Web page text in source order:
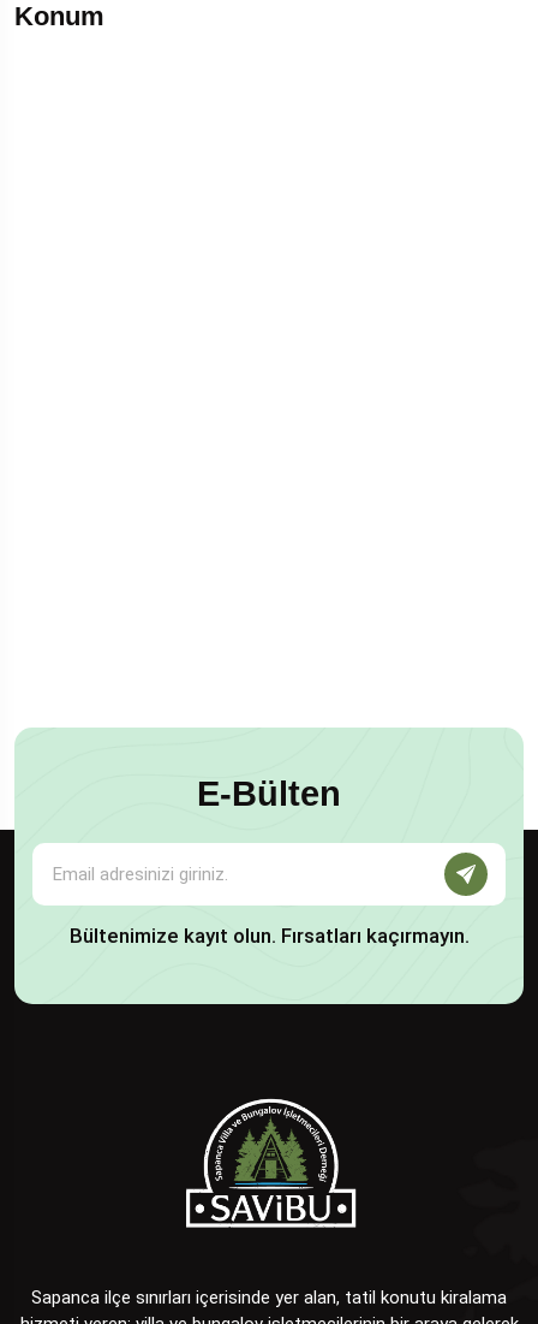
Konum
E-Bülten
Bültenimize kayıt olun. Fırsatları kaçırmayın.
Sapanca ilçe sınırları içerisinde yer alan, tatil konutu kiralama